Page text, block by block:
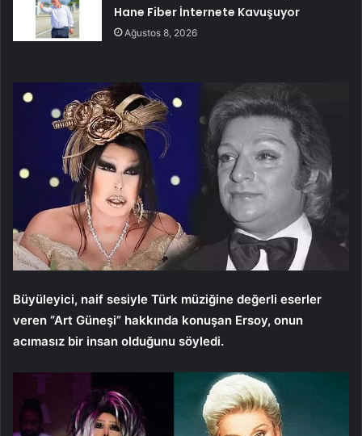
Hane Fiber İnternete Kavuşuyor
Ağustos 8, 2026
Büyüleyici, naif sesiyle Türk müziğine değerli eserler
veren “Art Güneşi” hakkında konuşan Ersoy, onun
acımasız bir insan olduğunu söyledi.